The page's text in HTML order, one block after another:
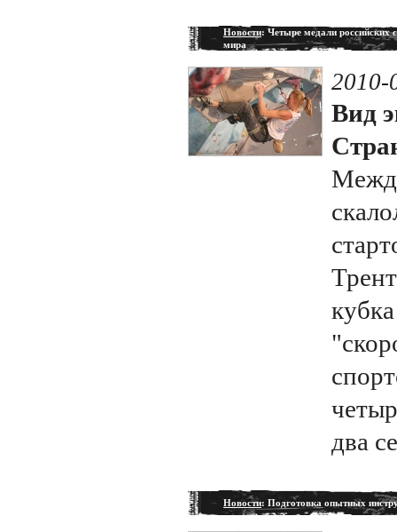
Новости: Четыре медали российских
мира
2010-
Вид
два
Новости: Подготовка опытных